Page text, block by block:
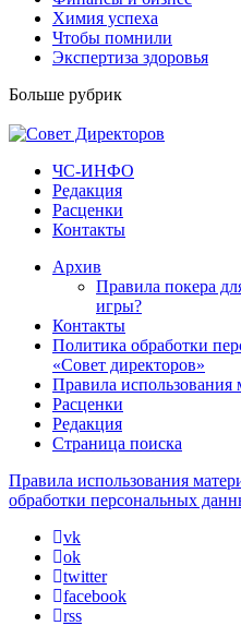
Химия успеха
Чтобы помнили
Экспертиза здоровья
Больше рубрик
ЧС-ИНФО
Редакция
Расценки
Контакты
Архив
Правила покера
игры?
Контакты
Политика обработки
«Совет директоров»
Правила
Расценки
Редакция
Страница поиска
Правила использования
обработки персональных
vk
ok
twitter
facebook
rss